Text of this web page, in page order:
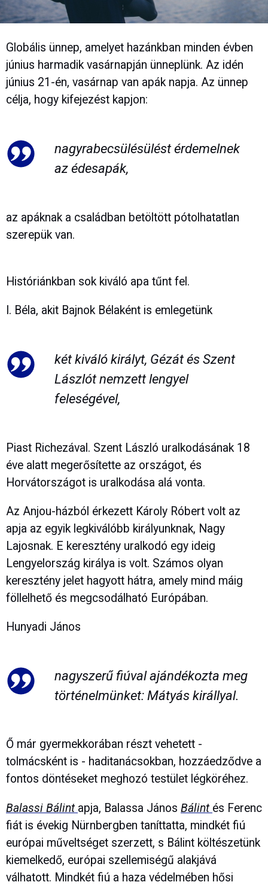
Globális ünnep, amelyet hazánkban minden évben
június harmadik vasárnapján ünneplünk. Az idén
június 21-én, vasárnap van apák napja. Az ünnep
célja, hogy kifejezést kapjon:
nagyrabecsülésülést érdemelnek
az édesapák,
az apáknak a családban betöltött pótolhatatlan
szerepük van.
Históriánkban sok kiváló apa tűnt fel.
I. Béla, akit Bajnok Bélaként is emlegetünk
két kiváló királyt, Gézát és Szent
Lászlót nemzett lengyel
feleségével,
Piast Richezával. Szent László uralkodásának 18
éve alatt megerősítette az országot, és
Horvátországot is uralkodása alá vonta.
Az Anjou-házból érkezett Károly Róbert volt az
apja az egyik legkiválóbb királyunknak, Nagy
Lajosnak. E keresztény uralkodó egy ideig
Lengyelország királya is volt. Számos olyan
keresztény jelet hagyott hátra, amely mind máig
föllelhető és megcsodálható Európában.
Hunyadi János
nagyszerű fiúval ajándékozta meg
történelmünket: Mátyás királlyal.
Ő már gyermekkorában részt vehetett -
tolmácsként is - haditanácsokban, hozzáedződve a
fontos döntéseket meghozó testület légköréhez.
Balassi Bálint apja, Balassa János Bálint és Ferenc
fiát is évekig Nürnbergben taníttatta, mindkét fiú
európai műveltséget szerzett, s Bálint költészetünk
kiemelkedő, európai szellemiségű alakjává
válhatott. Mindkét fiú a haza védelmében hősi